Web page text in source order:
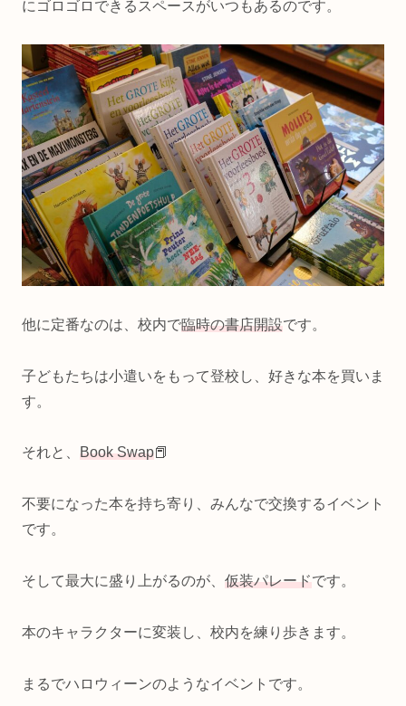
にゴロゴロできるスペースがいつもあるのです。
他に定番なのは、校内で臨時の書店開設です。
子どもたちは小遣いをもって登校し、好きな本を買いま
す。
それと、 Book Swap📕
不要になった本を持ち寄り、みんなで交換するイベント
です。
そして最大に盛り上がるのが、 仮装パレードです。
本のキャラクターに変装し、校内を練り歩きます。
まるでハロウィーンのようなイベントです。